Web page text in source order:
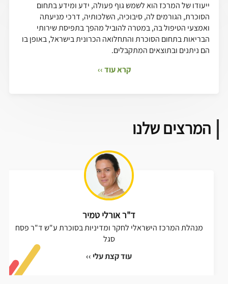
ייעודו של המרכז הוא לשמש גוף פעולה, ידע ומידע בתחום
הסוכרת, הגורמים לה, סיבוכיה, השלכותיה, דרכי מניעתה
ואמצעי הטיפול בה, במטרה להוביל מהפך בתפיסת שירותי
הבריאות בתחום הסוכרת והתחלואה הכרונית בישראל, באופן בו
הם ניתנים ובתוצאים המתקבלים.
קרא עוד ››
המרצים שלנו
ד"ר אורלי טמיר
מנהלת המרכז הישראלי לחקר ומדיניות בסוכרת ע"ש ד"ר פסח
סגל
עוד קצת עלי ››